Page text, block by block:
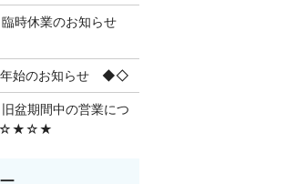
休業のお知らせ
始のお知らせ ◆◇
期間中の営業につ
☆★☆★